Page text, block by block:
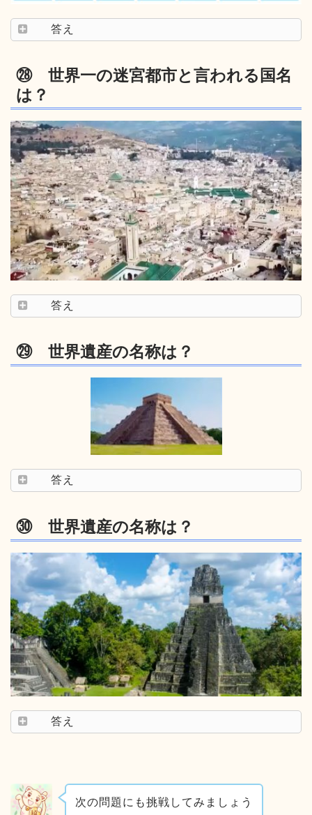
答え
㉘ 世界一の迷宮都市と言われる国名
は？
答え
㉙ 世界遺産の名称は？
答え
㉚ 世界遺産の名称は？
答え
次の問題にも挑戦してみましょう